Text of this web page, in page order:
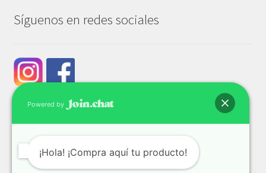
Síguenos en redes sociales
© Tech & Go 2026
Privacidad y seguridad
Construido con WooCommerce
Powered by
¡Hola! ¡Compra aquí tu producto!